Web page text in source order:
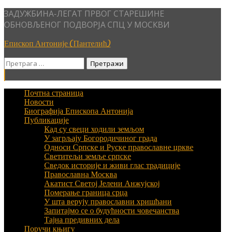
Skip
to
ЗАДУЖБИНА-ЛЕГАТ ПРВОГ СТАРЕШИНЕ
ОБНОВЉЕНОГ ПОДВОРЈА СПЦ У МОСКВИ
Епископ Антоније (Пантелић)
Претрага
Почтна страница
Новости
Биографија Епископа Антонија
Публикације
Кад су свеци ходили земљом
У загрљају Богородичиног града
Односи Српске и Руске православне цркве
Светитељи земље српске
Сведок историје и живи глас традиције
Православна Москва
Акатист Светој Јелени Анжујској
Померање граница срца
У шта верују православни хришћани
Запитајмо се о будућности човечанства
Тајна предивних дела
Поручи књигу